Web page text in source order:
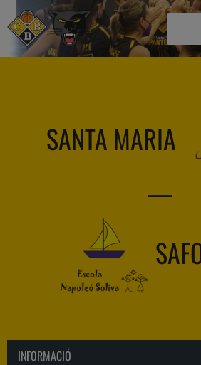
SANTA MARIA
—
INFORMACIÓ